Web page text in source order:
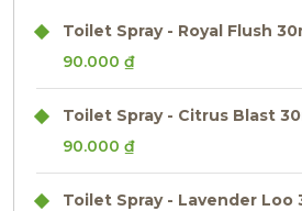
Toilet Spray - Royal Flush
90.000 ₫
Toilet Spray - Citrus Blast
90.000 ₫
Toilet Spray - Lavender Loo